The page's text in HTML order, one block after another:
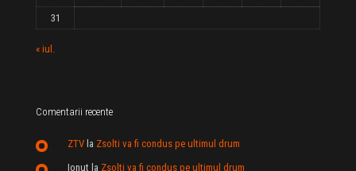
31
« iul.
Comentarii recente
ZTV la Zsolti va fi condus pe ultimul drum
Ionut la Zsolti va fi condus pe ultimul drum